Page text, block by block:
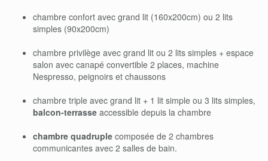
chambre confort avec grand lit (160x200cm) ou 2 lits
simples (90x200cm)
chambre privilège avec grand lit ou 2 lits simples + espace
salon avec canapé convertible 2 places, machine
Nespresso, peignoirs et chaussons
chambre triple avec grand lit + 1 lit simple ou 3 lits simples,
balcon-terrasse accessible depuis la chambre
chambre quadruple composée de 2 chambres
communicantes avec 2 salles de bain.